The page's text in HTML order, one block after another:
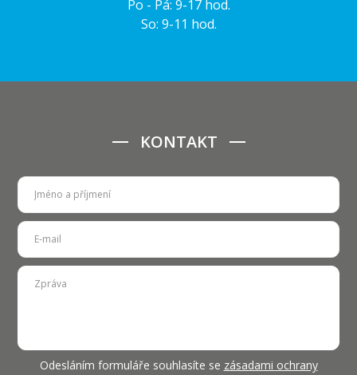
Po - Pá: 9-17 hod.
So: 9-11 hod.
KONTAKT
Odesláním formuláře souhlasíte se zásadami ochrany